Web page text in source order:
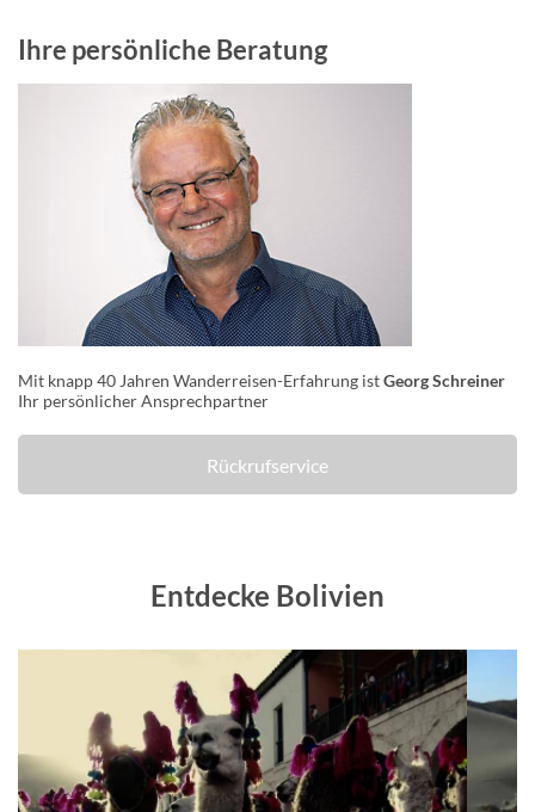
Ihre persönliche Beratung
Mit knapp 40 Jahren Wanderreisen-Erfahrung istGeorg Schreiner
Ihr persönlicher Ansprechpartner
Rückrufservice
Entdecke Bolivien